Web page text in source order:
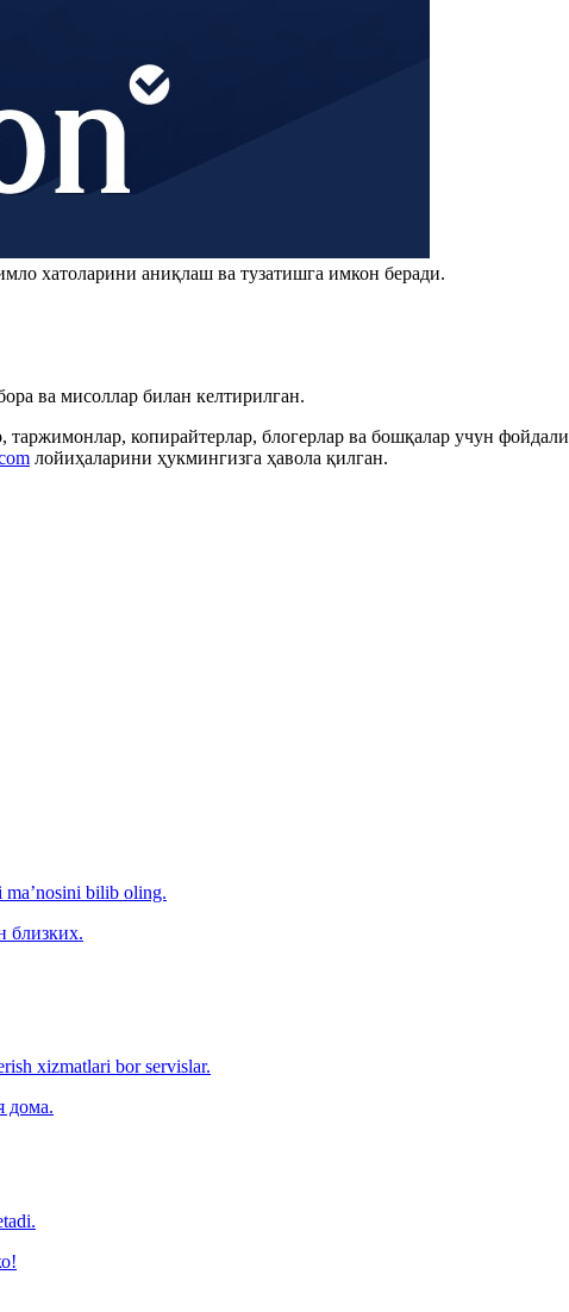
хатоларини аниқлаш ва тузатишга имкон беради.
ва мисоллар билан келтирилган.
копирайтерлар, блогерлар ва бошқалар учун
лойиҳаларини ҳукмингизга ҳавола қилган.
ma’nosini bilib oling.
близких.
xizmatlari bor servislar.
дома.